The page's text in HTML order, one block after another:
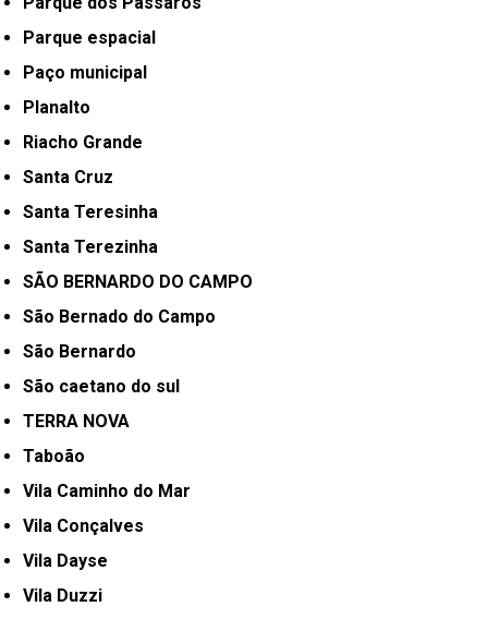
Parque espacial
Paço municipal
Planalto
Riacho Grande
Santa Cruz
Santa Teresinha
Santa Terezinha
SÃO BERNARDO DO CAMPO
São Bernado do Campo
São Bernardo
São caetano do sul
TERRA NOVA
Taboão
Vila Caminho do Mar
Vila Conçalves
Vila Dayse
Vila Duzzi